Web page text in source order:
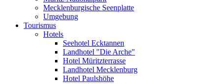
Mecklenburgische Seenplatte
Umgebung
Tourismus
Hotels
Seehotel Ecktannen
Landhotel "Die Arche"
Hotel Müritzterrasse
Landhotel Mecklenburg
Hotel Paulshöhe